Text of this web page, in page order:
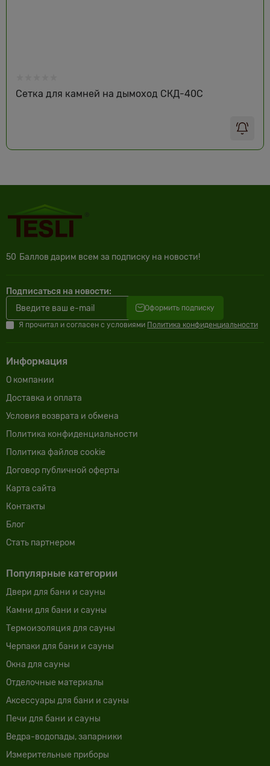
Сетка для камней на дымоход СКД-40С
50 Баллов дарим всем за подписку на новости!
Подписаться на новости:
Оформить подписку
Я прочитал и согласен с условиями Политика конфиденциальности
Информация
О компании
Доставка и оплата
Условия возврата и обмена
Политика конфиденциальности
Политика файлов cookie
Договор публичной оферты
Карта сайта
Контакты
Блог
Cтать партнером
Популярные категории
Двери для бани и сауны
Камни для бани и сауны
Термоизоляция для сауны
Черпаки для бани и сауны
Окна для сауны
Отделочные материалы
Аксессуары для бани и сауны
Печи для бани и сауны
Ведра-водопады, запарники
Измерительные приборы